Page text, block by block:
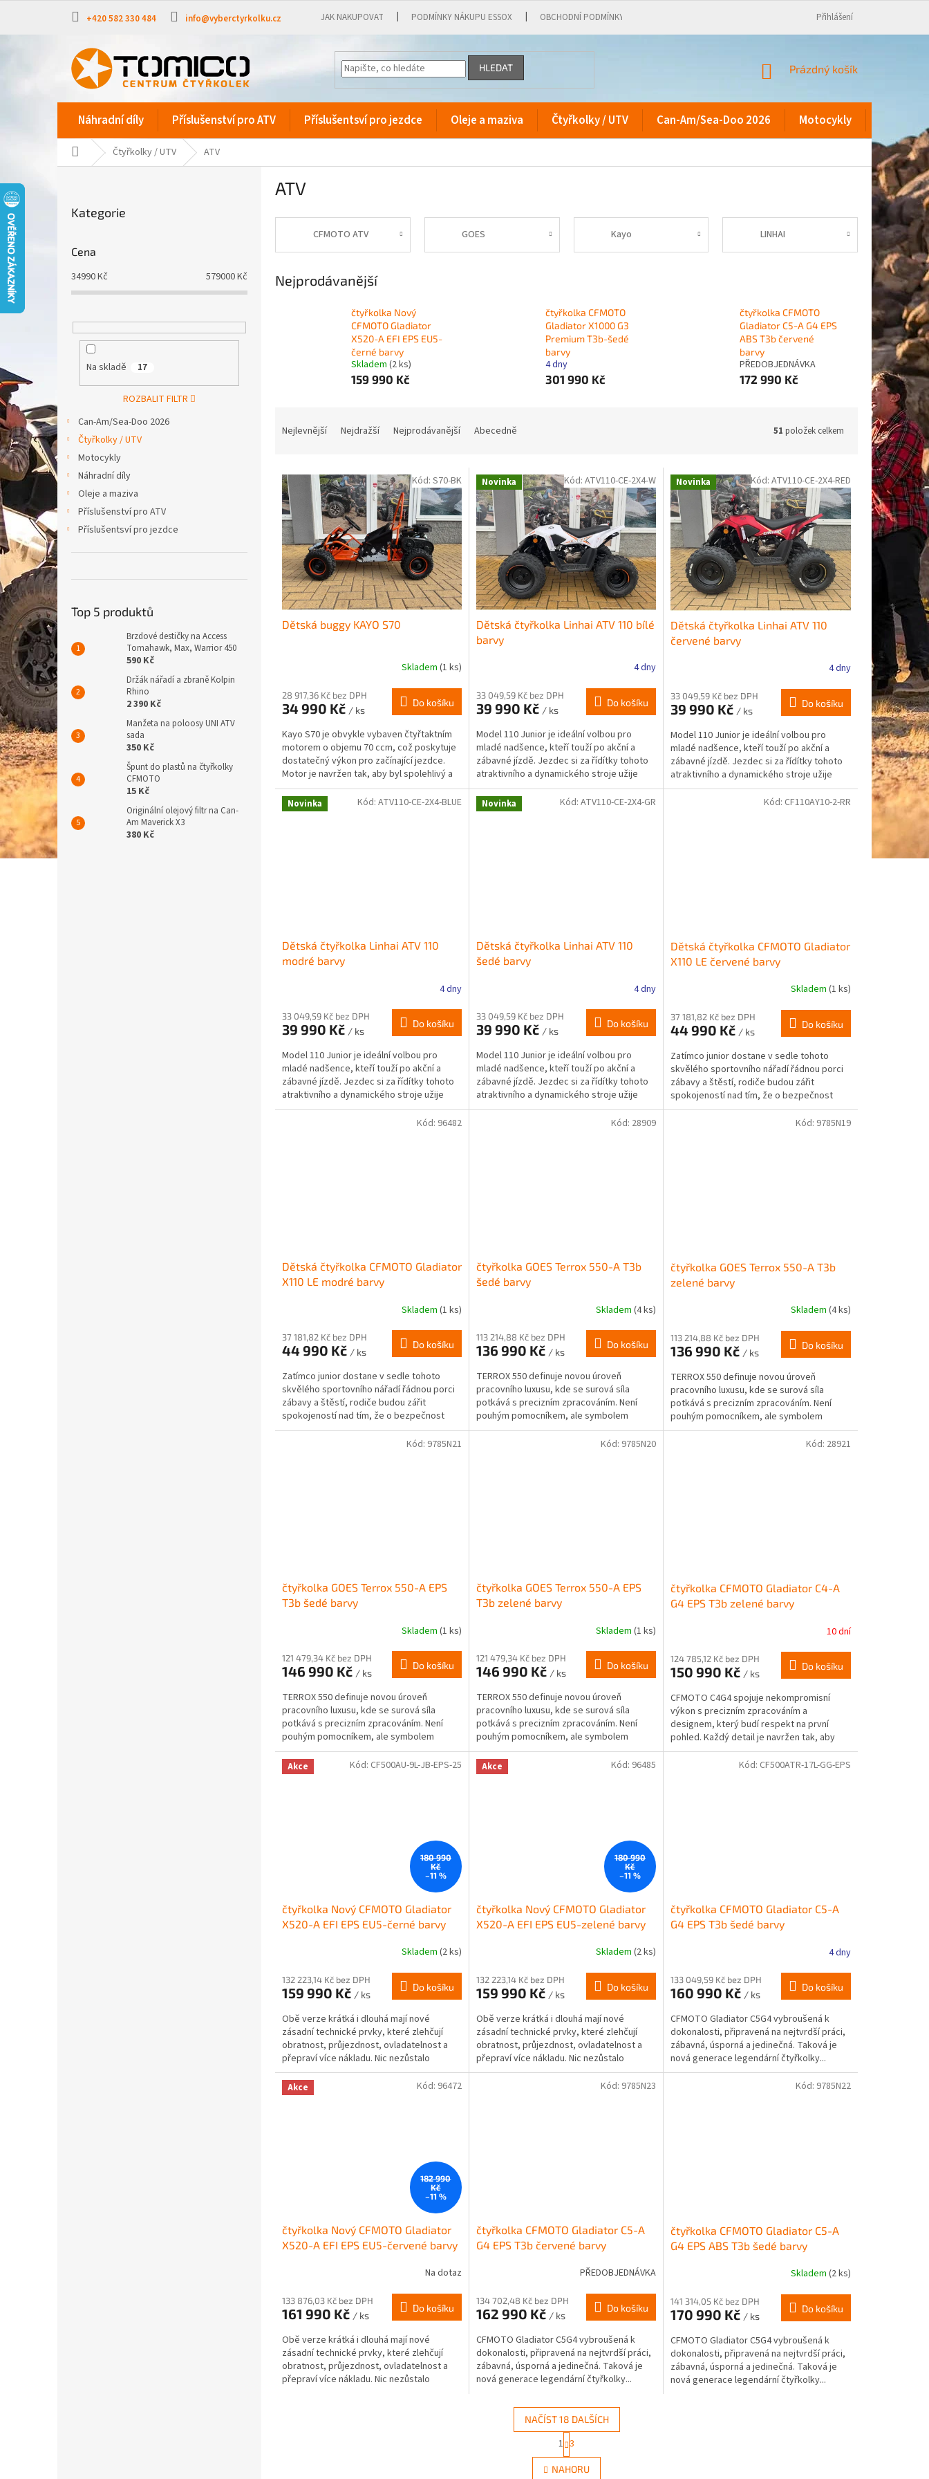
obsah
+420 582 330 484 info@vyberctyrkolku.cz JAK NAKUPOVAT PODMÍNKY NÁKUPU ESSOX OBCHODNÍ PODMÍNKY Přihlášení
HLEDAT
NÁKUPNÍ
Prázdný košík
Náhradní díly Příslušenství pro ATV Příslušentsví pro jezdce Oleje a maziva Čtyřkolky / UTV Can-Am/Sea-Doo 2026 Motocykly
Domů Čtyřkolky / UTV ATV
kategorie
Kategorie
Cena
34990Kč 579000Kč
Na skladě 17
ROZBALIT FILTR
Can-Am/Sea-Doo 2026
Čtyřkolky / UTV
Motocykly
Náhradní díly
Oleje a maziva
Příslušenství pro ATV
Příslušentsví pro jezdce
Top 5 produktů
Brzdové destičky na Access
Tomahawk, Max, Warrior 450
590 Kč
Držák nářadí a zbraně Kolpin
Rhino
2 390 Kč
Manžeta na poloosy UNI ATV
sada
350 Kč
Špunt do plastů na čtyřkolky
CFMOTO
15 Kč
Originální olejový filtr na Can-
Am Maverick X3
380 Kč
ATV
CFMOTO ATV GOES Kayo LINHAI
Nejprodávanější
čtyřkolka Nový
CFMOTO Gladiator
X520-A EFI EPS EU5-
černé barvy
Skladem (2 ks)
159 990 Kč
čtyřkolka CFMOTO
Gladiator X1000 G3
Premium T3b-šedé
barvy
4 dny
301 990 Kč
čtyřkolka CFMOTO
Gladiator C5-A G4 EPS
ABS T3b červené
barvy
PŘEDOBJEDNÁVKA
172 990 Kč
n
p
Nejlevnější Nejdražší Nejprodávanější Abecedně 51 položek celkem
V
p
p
Dětská buggy KAYO S70
Skladem (1 ks)
28 917,36 Kč bez DPH
34 990 Kč / ks
Do košíku
Kayo S70 je obvykle vybaven čtyřtaktním
motorem o objemu 70 ccm, což poskytuje
dostatečný výkon pro začínající jezdce.
Motor je navržen tak, aby byl spolehlivý a
snadno...
Kód: S70-BK Novinka
Dětská čtyřkolka Linhai ATV 110 bílé
barvy
4 dny
33 049,59 Kč bez DPH
39 990 Kč / ks
Do košíku
Model 110 Junior je ideální volbou pro
mladé nadšence, kteří touží po akční a
zábavné jízdě. Jezdec si za řídítky tohoto
atraktivního a dynamického stroje užije
spoustu...
Kód: ATV110-CE-2X4-W Novinka
Dětská čtyřkolka Linhai ATV 110
červené barvy
4 dny
33 049,59 Kč bez DPH
39 990 Kč / ks
Do košíku
Model 110 Junior je ideální volbou pro
mladé nadšence, kteří touží po akční a
zábavné jízdě. Jezdec si za řídítky tohoto
atraktivního a dynamického stroje užije
spoustu...
Kód: ATV110-CE-2X4-RED
Novinka
Dětská čtyřkolka Linhai ATV 110
modré barvy
4 dny
33 049,59 Kč bez DPH
39 990 Kč / ks
Do košíku
Model 110 Junior je ideální volbou pro
mladé nadšence, kteří touží po akční a
zábavné jízdě. Jezdec si za řídítky tohoto
atraktivního a dynamického stroje užije
spoustu...
Kód: ATV110-CE-2X4-BLUE Novinka
Dětská čtyřkolka Linhai ATV 110
šedé barvy
4 dny
33 049,59 Kč bez DPH
39 990 Kč / ks
Do košíku
Model 110 Junior je ideální volbou pro
mladé nadšence, kteří touží po akční a
zábavné jízdě. Jezdec si za řídítky tohoto
atraktivního a dynamického stroje užije
spoustu...
Kód: ATV110-CE-2X4-GR
Dětská čtyřkolka CFMOTO Gladiator
X110 LE červené barvy
Skladem (1 ks)
37 181,82 Kč bez DPH
44 990 Kč / ks
Do košíku
Zatímco junior dostane v sedle tohoto
skvělého sportovního nářadí řádnou porci
zábavy a štěstí, rodiče budou zářit
spokojeností nad tím, že o bezpečnost
jejich dětí se stará...
Kód: CF110AY10-2-RR
Dětská čtyřkolka CFMOTO Gladiator
X110 LE modré barvy
Skladem (1 ks)
37 181,82 Kč bez DPH
44 990 Kč / ks
Do košíku
Zatímco junior dostane v sedle tohoto
skvělého sportovního nářadí řádnou porci
zábavy a štěstí, rodiče budou zářit
spokojeností nad tím, že o bezpečnost
jejich dětí se stará...
Kód: 96482
čtyřkolka GOES Terrox 550-A T3b
šedé barvy
Skladem (4 ks)
113 214,88 Kč bez DPH
136 990 Kč / ks
Do košíku
TERROX 550 definuje novou úroveň
pracovního luxusu, kde se surová síla
potkává s precizním zpracováním. Není
pouhým pomocníkem, ale symbolem
nekompromisní spolehlivosti....
Kód: 28909
čtyřkolka GOES Terrox 550-A T3b
zelené barvy
Skladem (4 ks)
113 214,88 Kč bez DPH
136 990 Kč / ks
Do košíku
TERROX 550 definuje novou úroveň
pracovního luxusu, kde se surová síla
potkává s precizním zpracováním. Není
pouhým pomocníkem, ale symbolem
nekompromisní spolehlivosti....
Kód: 9785N19
čtyřkolka GOES Terrox 550-A EPS
T3b šedé barvy
Skladem (1 ks)
121 479,34 Kč bez DPH
146 990 Kč / ks
Do košíku
TERROX 550 definuje novou úroveň
pracovního luxusu, kde se surová síla
potkává s precizním zpracováním. Není
pouhým pomocníkem, ale symbolem
nekompromisní spolehlivosti....
Kód: 9785N21
čtyřkolka GOES Terrox 550-A EPS
T3b zelené barvy
Skladem (1 ks)
121 479,34 Kč bez DPH
146 990 Kč / ks
Do košíku
TERROX 550 definuje novou úroveň
pracovního luxusu, kde se surová síla
potkává s precizním zpracováním. Není
pouhým pomocníkem, ale symbolem
nekompromisní spolehlivosti....
Kód: 9785N20
čtyřkolka CFMOTO Gladiator C4-A
G4 EPS T3b zelené barvy
10 dní
124 785,12 Kč bez DPH
150 990 Kč / ks
Do košíku
CFMOTO C4G4 spojuje nekompromisní
výkon s precizním zpracováním a
designem, který budí respekt na první
pohled. Každý detail je navržen tak, aby
posouval hranice...
Kód: 28921
Akce
180 990
Kč
–11 %
čtyřkolka Nový CFMOTO Gladiator
X520-A EFI EPS EU5-černé barvy
produktu
je
z
5
hvězdiček.
Skladem (2 ks)
132 223,14 Kč bez DPH
159 990 Kč / ks
Do košíku
Obě verze krátká i dlouhá mají nové
zásadní technické prvky, které zlehčují
obratnost, průjezdnost, ovladatelnost a
přepraví více nákladu. Nic nezůstalo
původní ani z dizajnu,...
Kód: CF500AU-9L-JB-EPS-25 Akce
180 990
Kč
–11 %
čtyřkolka Nový CFMOTO Gladiator
X520-A EFI EPS EU5-zelené barvy
Skladem (2 ks)
132 223,14 Kč bez DPH
159 990 Kč / ks
Do košíku
Obě verze krátká i dlouhá mají nové
zásadní technické prvky, které zlehčují
obratnost, průjezdnost, ovladatelnost a
přepraví více nákladu. Nic nezůstalo
původní ani z dizajnu,...
Kód: 96485
čtyřkolka CFMOTO Gladiator C5-A
G4 EPS T3b šedé barvy
4 dny
133 049,59 Kč bez DPH
160 990 Kč / ks
Do košíku
CFMOTO Gladiator C5G4 vybroušená k
dokonalosti, připravená na nejtvrdší práci,
zábavná, úsporná a jedinečná. Taková je
nová generace legendární čtyřkolky...
Kód: CF500ATR-17L-GG-EPS
Akce
182 990
Kč
–11 %
čtyřkolka Nový CFMOTO Gladiator
X520-A EFI EPS EU5-červené barvy
Na dotaz
133 876,03 Kč bez DPH
161 990 Kč / ks
Do košíku
Obě verze krátká i dlouhá mají nové
zásadní technické prvky, které zlehčují
obratnost, průjezdnost, ovladatelnost a
přepraví více nákladu. Nic nezůstalo
Kód: 96472
čtyřkolka CFMOTO Gladiator C5-A
G4 EPS T3b červené barvy
PŘEDOBJEDNÁVKA
134 702,48 Kč bez DPH
162 990 Kč / ks
Do košíku
CFMOTO Gladiator C5G4 vybroušená k
dokonalosti, připravená na nejtvrdší práci,
zábavná, úsporná a jedinečná. Taková je
nová generace legendární čtyřkolky...
Kód: 9785N23
čtyřkolka CFMOTO Gladiator C5-A
G4 EPS ABS T3b šedé barvy
Skladem (2 ks)
141 314,05 Kč bez DPH
170 990 Kč / ks
Do košíku
CFMOTO Gladiator C5G4 vybroušená k
dokonalosti, připravená na nejtvrdší práci,
zábavná, úsporná a jedinečná. Taková je
nová generace legendární čtyřkolky...
Kód: 9785N22
O
v
l
NAČÍST 18 DALŠÍCH
S
t
r
á
1 3
NAHORU